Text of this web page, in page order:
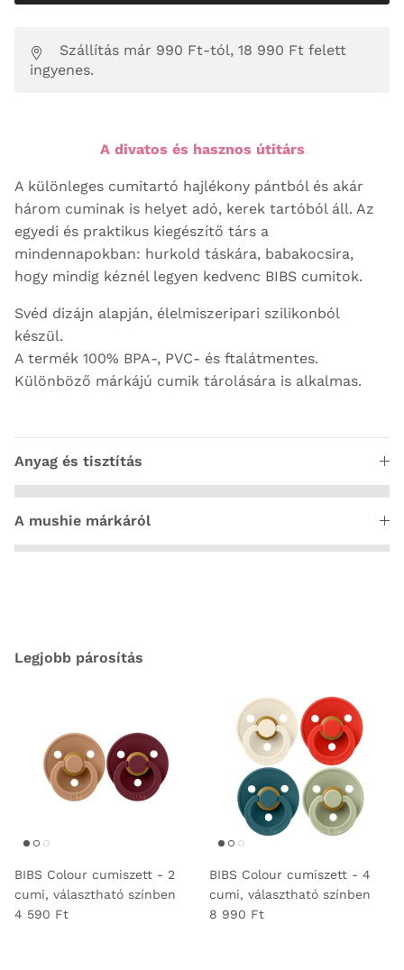
Szállítás már 990 Ft-tól, 18 990 Ft felett
ingyenes.
A divatos és hasznos útitárs
A különleges cumitartó hajlékony pántból és akár
három cuminak is helyet adó, kerek tartóból áll. Az
egyedi és praktikus kiegészítő társ a
mindennapokban: hurkold táskára, babakocsira,
hogy mindig kéznél legyen kedvenc BIBS cumitok.
Svéd dizájn alapján, élelmiszeripari szilikonból
készül.
A termék 100% BPA-, PVC- és ftalátmentes.
Különböző márkájú cumik tárolására is alkalmas.
Anyag és tisztítás
A mushie márkáról
Legjobb párosítás
BIBS Colour cumiszett - 2
cumi, választható színben
4 590 Ft
BIBS Colour cumiszett - 4
cumi, választható színben
8 990 Ft